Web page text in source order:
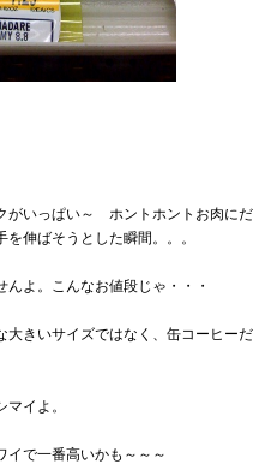
がいっぱい～ ホントホントお肉に
伸ばそうとした瞬間。。。
よ。こんなお値段じゃ・・・
大きいサイズではなく、缶コーヒー
イよ。
イで一番高いかも～～～